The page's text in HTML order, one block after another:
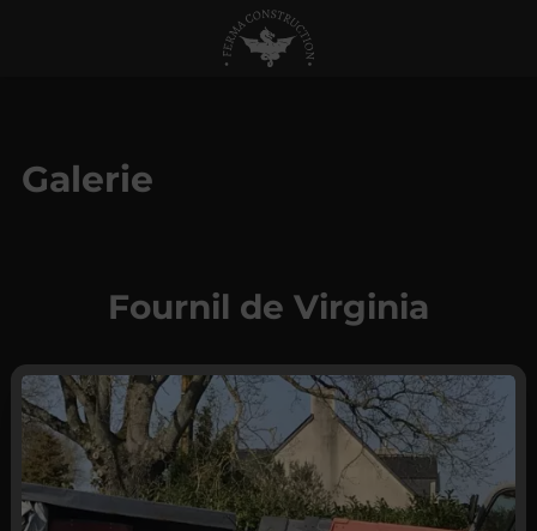
Galerie
Fournil de Virginia